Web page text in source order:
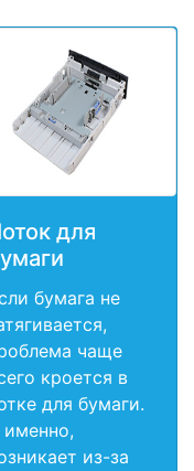
для
бумага не
чаще
кроется в
для бумаги.
из-за